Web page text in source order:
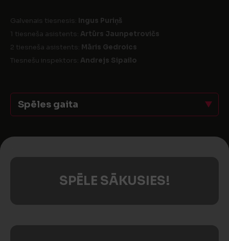
Galvenais tiesnesis: Ingus Puriņš
1 tiesneša asistents: Artūrs Jaunpetrovičs
2 tiesneša asistents: Māris Gedroics
Tiesnešu inspektors: Andrejs Sipailo
Spēles gaita
SPĒLE SĀKUSIES!